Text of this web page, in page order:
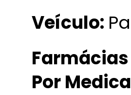
Veículo:
Por